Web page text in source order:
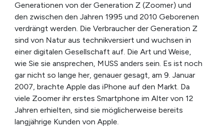
Generationen von der Generation Z (Zoomer) und
den zwischen den Jahren 1995 und 2010 Geborenen
verdrängt werden. Die Verbraucher der Generation Z
sind von Natur aus technikversiert und wuchsen in
einer digitalen Gesellschaft auf. Die Art und Weise,
wie Sie sie ansprechen, MUSS anders sein. Es ist noch
gar nicht so lange her, genauer gesagt, am 9. Januar
2007, brachte Apple das iPhone auf den Markt. Da
viele Zoomer ihr erstes Smartphone im Alter von 12
Jahren erhielten, sind sie möglicherweise bereits
langjährige Kunden von Apple.